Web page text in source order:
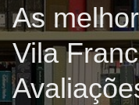
As
Vila